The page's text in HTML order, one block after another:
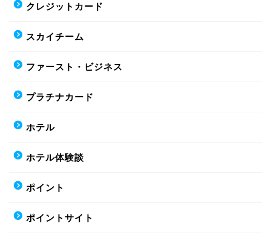
クレジットカード
スカイチーム
ファースト・ビジネス
プラチナカード
ホテル
ホテル体験談
ポイント
ポイントサイト